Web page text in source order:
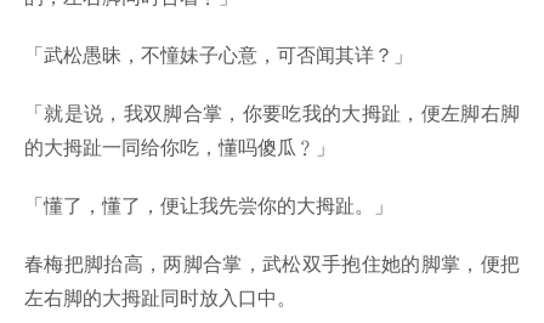
「武松愚昧，不憧妹子心意，可否闻其详？」
「就是说，我双脚合掌，你要吃我的大拇趾，便左脚右脚
的大拇趾一同给你吃，懂吗傻瓜﹖」
「懂了，懂了，便让我先尝你的大拇趾。」
春梅把脚抬高，两脚合掌，武松双手抱住她的脚掌，便把
左右脚的大拇趾同时放入口中。